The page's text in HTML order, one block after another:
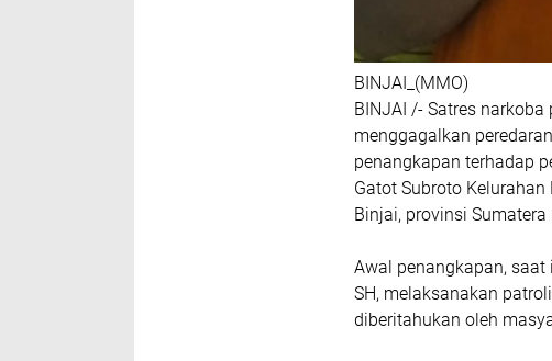
BINJAI_(MMO)
BINJAI /- Satres
menggagalkan
penangkapan terhadap
Gatot Subroto
Binjai, provinsi
Awal penangkapan,
SH, melaksanakan
diberitahukan oleh